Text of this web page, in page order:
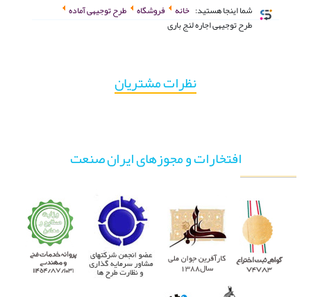
شما اینجا هستید: خانه فروشگاه طرح توجیهی آماده
طرح توجیهی اجاره لنج باری
نظرات مشتریان
افتخارات و مجوزهای ایران صنعت